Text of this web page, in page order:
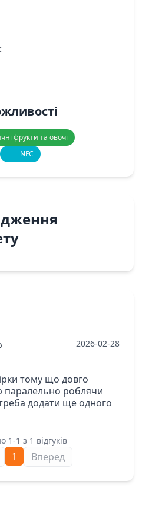
фрукти та овочі
NFC
2026-02-28
тому що довго
паралельно роблячи
додати ще одного
1-1 з 1 відгуків
1 Вперед